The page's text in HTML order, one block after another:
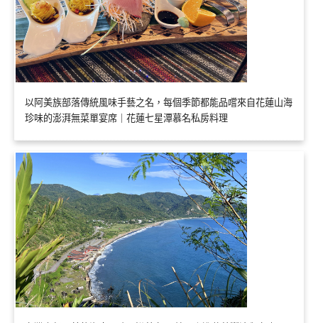
以阿美族部落傳統風味手藝之名，每個季節都能品嚐來自花蓮山海
珍味的澎湃無菜單宴席｜花蓮七星潭慕名私房料理